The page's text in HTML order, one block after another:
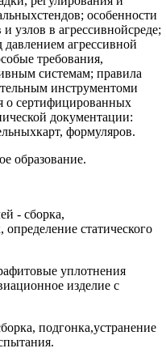
особенности
узлов в агрессивнойсреде;
агрессивной
требования,
системам; правила
инструментоми
о сертифицированных
документации:
формуляров.
образование.
- сборка,
статического
уплотнения
изделие с
подгонка,устранение